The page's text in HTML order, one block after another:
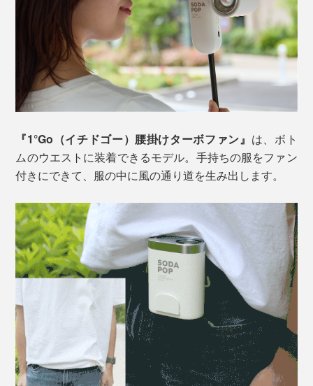
『1°Go（イチドゴー）腰掛けターボファン』 は、ボト
ムのウエストに装着できるモデル。手持ちの服をファン
付きにできて、服の中に風の通り道を生み出します。